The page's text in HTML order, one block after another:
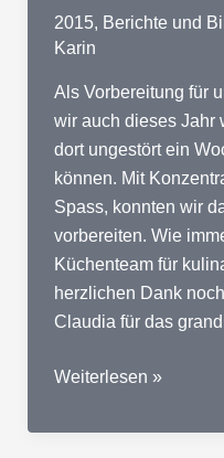
2015, Berichte und
Karin
Als Vorbereitung für
wir auch dieses Jahr
dort ungestört ein
können. Mit
Spass, konnten wir
vorbereiten. Wie
Küchenteam für
herzlichen Dank
Claudia für das
2015
in
Weiterlesen »